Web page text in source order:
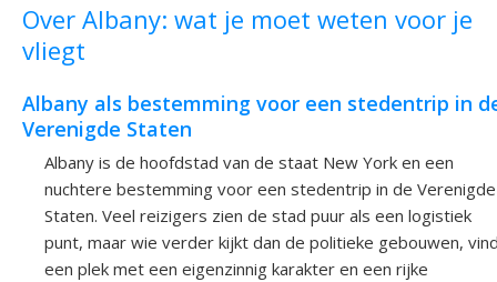
Over Albany: wat je moet weten voor je
vliegt
Albany als bestemming voor een stedentrip in
Verenigde Staten
Albany is de hoofdstad van de staat New York en een
nuchtere bestemming voor een stedentrip in de Verenigde
Staten. Veel reizigers zien de stad puur als een logistiek
punt, maar wie verder kijkt dan de politieke gebouwen,
een plek met een eigenzinnig karakter en een rijke